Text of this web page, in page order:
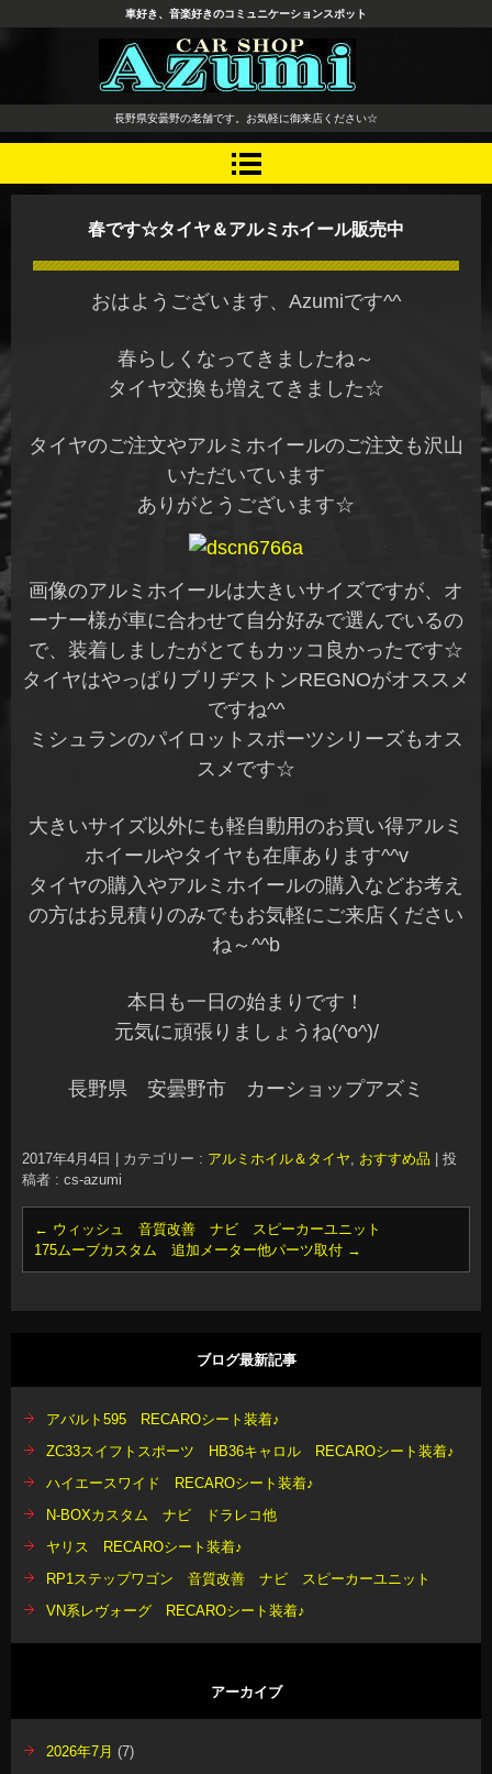
長野県 安曇野市 タイヤ ホ
イール デッドニング カーオ
ーディオ レカロシート
車好き、音楽好きのコミュニケーションスポット
長野県安曇野の老舗です。お気軽に御来店ください☆
春です☆タイヤ＆アルミホイール販売中
おはようございます、Azumiです^^
春らしくなってきましたね～
タイヤ交換も増えてきました☆
タイヤのご注文やアルミホイールのご注文も沢山
いただいています
ありがとうございます☆
画像のアルミホイールは大きいサイズですが、オ
ーナー様が車に合わせて自分好みで選んでいるの
で、装着しましたがとてもカッコ良かったです☆
タイヤはやっぱりブリヂストンREGNOがオススメ
ですね^^
ミシュランのパイロットスポーツシリーズもオス
スメです☆
大きいサイズ以外にも軽自動用のお買い得アルミ
ホイールやタイヤも在庫あります^^v
タイヤの購入やアルミホイールの購入などお考え
の方はお見積りのみでもお気軽にご来店ください
ね～^^b
本日も一日の始まりです！
元気に頑張りましょうね(^o^)/
長野県 安曇野市 カーショップアズミ
2017年4月4日 カテゴリー : アルミホイル＆タイヤ, おすすめ品
投
稿者 : cs-azumi
← ウィッシュ 音質改善 ナビ スピーカーユニット
175ムーブカスタム 追加メーター他パーツ取付 →
ブログ最新記事
アバルト595 RECAROシート装着♪
ZC33スイフトスポーツ HB36キャロル RECAROシート装着♪
ハイエースワイド RECAROシート装着♪
N-BOXカスタム ナビ ドラレコ他
ヤリス RECAROシート装着♪
RP1ステップワゴン 音質改善 ナビ スピーカーユニット
VN系レヴォーグ RECAROシート装着♪
アーカイブ
2026年7月 (7)